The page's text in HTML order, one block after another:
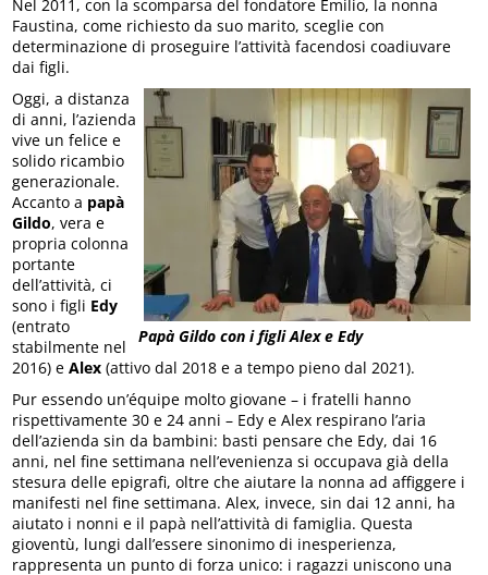
Nel 2011, con la scomparsa del fondatore Emilio, la nonna
Faustina, come richiesto da suo marito, sceglie con
determinazione di proseguire l’attività facendosi coadiuvare
dai figli.
Papà Gildo con i figli Alex e Edy
Oggi, a distanza
di anni, l’azienda
vive un felice e
solido ricambio
generazionale.
Accanto a papà
Gildo, vera e
propria colonna
portante
dell’attività, ci
sono i figli Edy
(entrato
stabilmente nel
2016) eAlex (attivo dal 2018 e a tempo pieno dal 2021).
Pur essendo un’équipe molto giovane – i fratelli hanno
rispettivamente 30 e 24 anni – Edy e Alex respirano l’aria
dell’azienda sin da bambini: basti pensare che Edy, dai 16
anni, nel fine settimana nell’evenienza si occupava già della
stesura delle epigrafi, oltre che aiutare la nonna ad affiggere i
manifesti nel fine settimana. Alex, invece, sin dai 12 anni, ha
aiutato i nonni e il papà nell’attività di famiglia. Questa
gioventù, lungi dall’essere sinonimo di inesperienza,
rappresenta un punto di forza unico: i ragazzi uniscono una